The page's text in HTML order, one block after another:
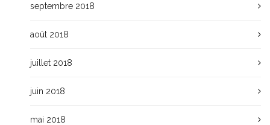
septembre 2018
août 2018
juillet 2018
juin 2018
mai 2018